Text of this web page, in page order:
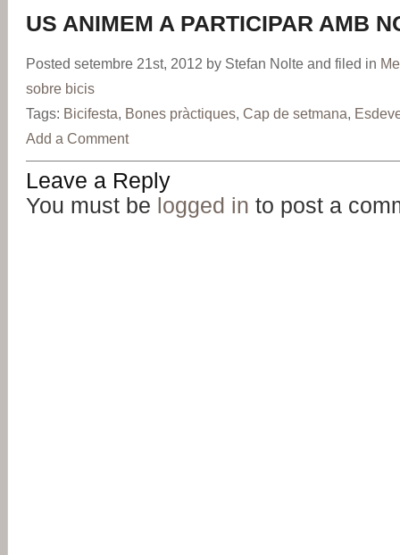
US ANIMEM A PARTICIPAR AMB
Posted setembre 21st, 2012 by Stefan Nolte and filed in
sobre bicis
Tags: Bicifesta, Bones pràctiques, Cap de setmana,
Add a Comment
Leave a Reply
You must be logged in to post a